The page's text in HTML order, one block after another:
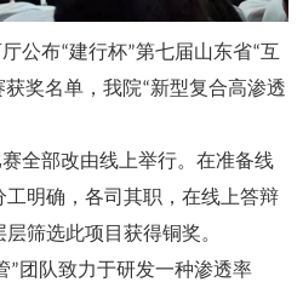
公布“建行杯”第七届山东省“互
奖名单，我院“新型复合高渗透
全部改由线上举行。在准备线
工明确，各司其职，在线上答辩
筛选此项目获得铜奖。
”团队致力于研发一种渗透率